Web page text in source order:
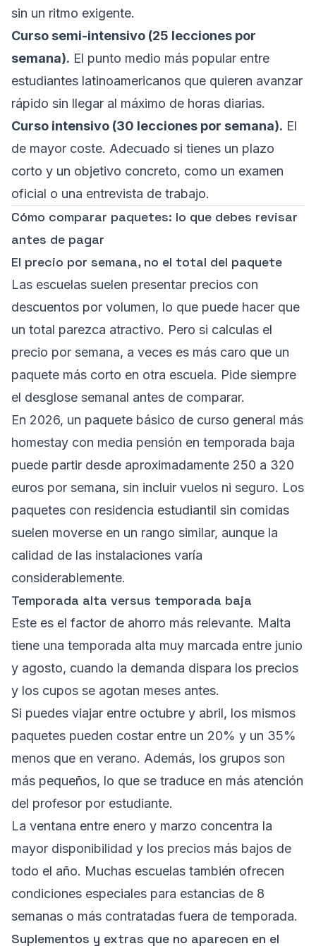
sin un ritmo exigente.
Curso semi-intensivo (25 lecciones por
semana). El punto medio más popular entre
estudiantes latinoamericanos que quieren avanzar
rápido sin llegar al máximo de horas diarias.
Curso intensivo (30 lecciones por semana). El
de mayor coste. Adecuado si tienes un plazo
corto y un objetivo concreto, como un examen
oficial o una entrevista de trabajo.
Cómo comparar paquetes: lo que debes revisar
antes de pagar
El precio por semana, no el total del paquete
Las escuelas suelen presentar precios con
descuentos por volumen, lo que puede hacer que
un total parezca atractivo. Pero si calculas el
precio por semana, a veces es más caro que un
paquete más corto en otra escuela. Pide siempre
el desglose semanal antes de comparar.
En 2026, un paquete básico de curso general más
homestay con media pensión en temporada baja
puede partir desde aproximadamente 250 a 320
euros por semana, sin incluir vuelos ni seguro. Los
paquetes con residencia estudiantil sin comidas
suelen moverse en un rango similar, aunque la
calidad de las instalaciones varía
considerablemente.
Temporada alta versus temporada baja
Este es el factor de ahorro más relevante. Malta
tiene una temporada alta muy marcada entre junio
y agosto, cuando la demanda dispara los precios
y los cupos se agotan meses antes.
Si puedes viajar entre octubre y abril, los mismos
paquetes pueden costar entre un 20% y un 35%
menos que en verano. Además, los grupos son
más pequeños, lo que se traduce en más atención
del profesor por estudiante.
La ventana entre enero y marzo concentra la
mayor disponibilidad y los precios más bajos de
todo el año. Muchas escuelas también ofrecen
condiciones especiales para estancias de 8
semanas o más contratadas fuera de temporada.
Suplementos y extras que no aparecen en el